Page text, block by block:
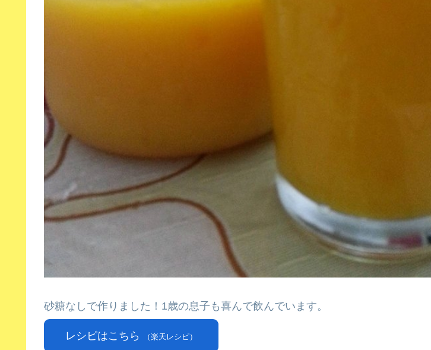
砂糖なしで作りました！1歳の息子も喜んで飲んでいます。
レシピはこちら （楽天レシピ）